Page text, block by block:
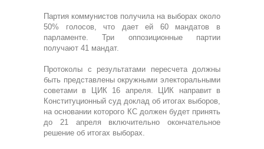
Партия коммунистов получила на выборах около
50% голосов, что дает ей 60 мандатов в
парламенте. Три оппозиционные партии
получают 41 мандат.
Протоколы с результатами пересчета должны
быть представлены окружными электоральными
советами в ЦИК 16 апреля. ЦИК направит в
Конституционный суд доклад об итогах выборов,
на основании которого КС должен будет принять
до 21 апреля включительно окончательное
решение об итогах выборах.